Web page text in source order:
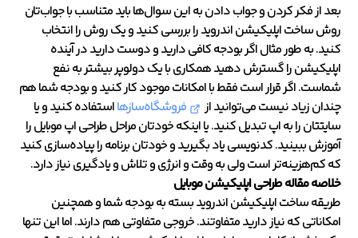
بعد از فکر کردن و جواب دادن به این سوال‌ها باید متناسب با جواب‌تان
روش‌ ساخت اپلیکیشن اندروید را بررسی کنید و یک روش را انتخاب
کنید. به طور مثال اگر بودجه کافی دارید و دوست دارید در آینده
اپلیکیشن را گسترش دهید همکاری با یک دولوپر بیشتر به نفع
شماست. اگر قرار است فقط با امکانات موجود کار کنید و بودجه شما هم
چندان زیاد نیست می‌توانید از
فروشگاه‌سازهااستفاده کنید و یا
سایتتان را به اپ تبدیل کنید. یا اینکه خودتان مراحل طراحی اپ موبایل را
آموزش ببینید. کدنویسی یاد بگیرید و خودتان برنامه را پیاده‌سازی کنید
که کم‌هزینه‌تر است ولی به وقت و انرژی و تلاش و یادگیری نیاز دارد.
خلاصه مقاله طراحی اپلیکیشن موبایل
طریقه ساخت اپلیکیشن اندروید بسته به بودجه شما و همچنین
امکاناتی که نیاز دارید متفاوتند. خروجی متفاوتی هم دارند. اما این تنها